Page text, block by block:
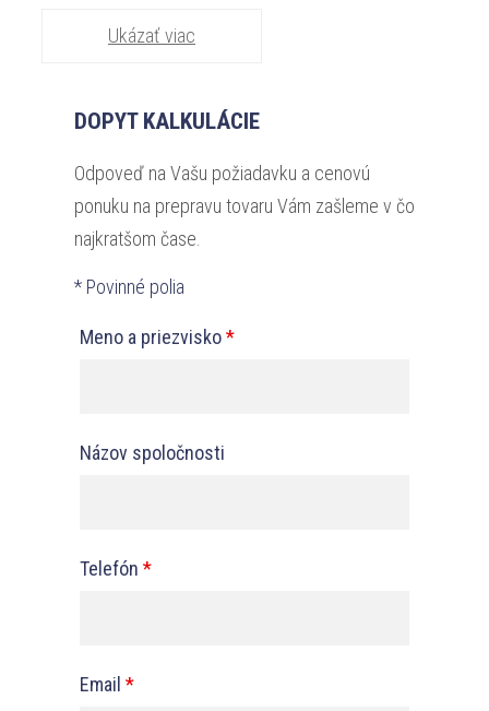
Ukázať viac
DOPYT KALKULÁCIE
Odpoveď na Vašu požiadavku a cenovú
ponuku na prepravu tovaru Vám zašleme v čo
najkratšom čase.
* Povinné polia
Meno a priezvisko*
Názov spoločnosti
Telefón *
Email *